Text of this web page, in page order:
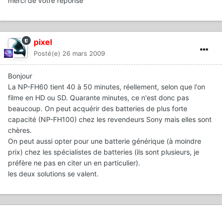
pixel
Posté(e) 26 mars 2009
Bonjour
La NP-FH60 tient 40 à 50 minutes, réellement, selon que l'on
filme en HD ou SD. Quarante minutes, ce n'est donc pas
beaucoup. On peut acquérir des batteries de plus forte
capacité (NP-FH100) chez les revendeurs Sony mais elles sont
chères.
On peut aussi opter pour une batterie générique (à moindre
prix) chez les spécialistes de batteries (ils sont plusieurs, je
préfère ne pas en citer un en particulier).
les deux solutions se valent.